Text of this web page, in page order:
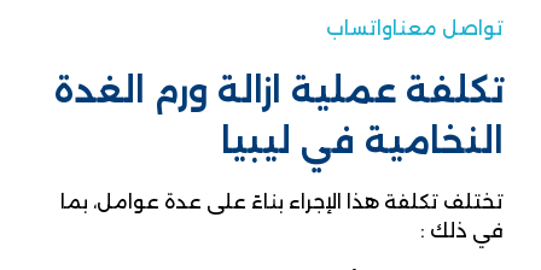
تواصل معنا واتساب
تكلفة عملية ازالة ورم الغدة
النخامية في ليبيا
تختلف تكلفة هذا الإجراء بناءً على عدة عوامل، بما
في ذلك :​